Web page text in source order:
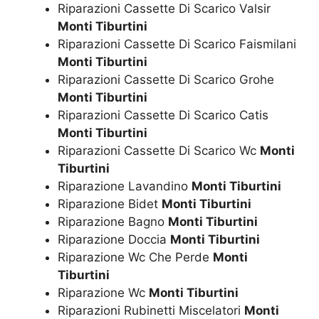
Riparazioni Cassette Di Scarico Valsir
Monti Tiburtini
Riparazioni Cassette Di Scarico Faismilani
Monti Tiburtini
Riparazioni Cassette Di Scarico Grohe
Monti Tiburtini
Riparazioni Cassette Di Scarico Catis
Monti Tiburtini
Riparazioni Cassette Di Scarico Wc Monti
Tiburtini
Riparazione Lavandino Monti Tiburtini
Riparazione Bidet Monti Tiburtini
Riparazione Bagno Monti Tiburtini
Riparazione Doccia Monti Tiburtini
Riparazione Wc Che Perde Monti
Tiburtini
Riparazione Wc Monti Tiburtini
Riparazioni Rubinetti Miscelatori Monti